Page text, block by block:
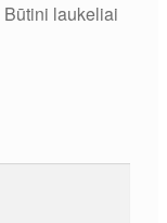
Būtini laukeliai